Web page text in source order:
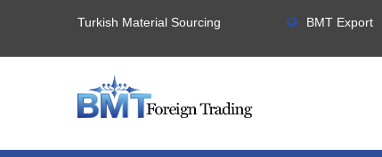
Turkish Material Sourcing BMT Export